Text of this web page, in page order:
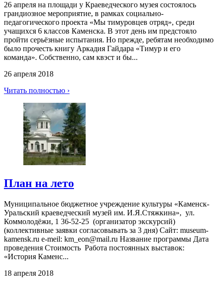
26 апреля на площади у Краеведческого музея состоялось
грандиозное мероприятие, в рамках социально-
педагогического проекта «Мы тимуровцев отряд», среди
учащихся 6 классов Каменска. В этот день им предстояло
пройти серьёзные испытания. Но прежде, ребятам необходимо
было прочесть книгу Аркадия Гайдара «Тимур и его
команда». Собственно, сам квэст и бы...
26 апреля 2018
Читать полностью ›
План на лето
Муниципальное бюджетное учреждение культуры «Каменск-
Уральский краеведческий музей им. И.Я.Стяжкина», ул.
Коммолодёжи, 1 36-52-25 (организатор экскурсий)
(коллективные заявки согласовывать за 3 дня) Сайт: museum-
kamensk.ru e-meil: km_eon@mail.ru Название программы Дата
проведения Стоимость Работа постоянных выставок:
«История Каменс...
18 апреля 2018